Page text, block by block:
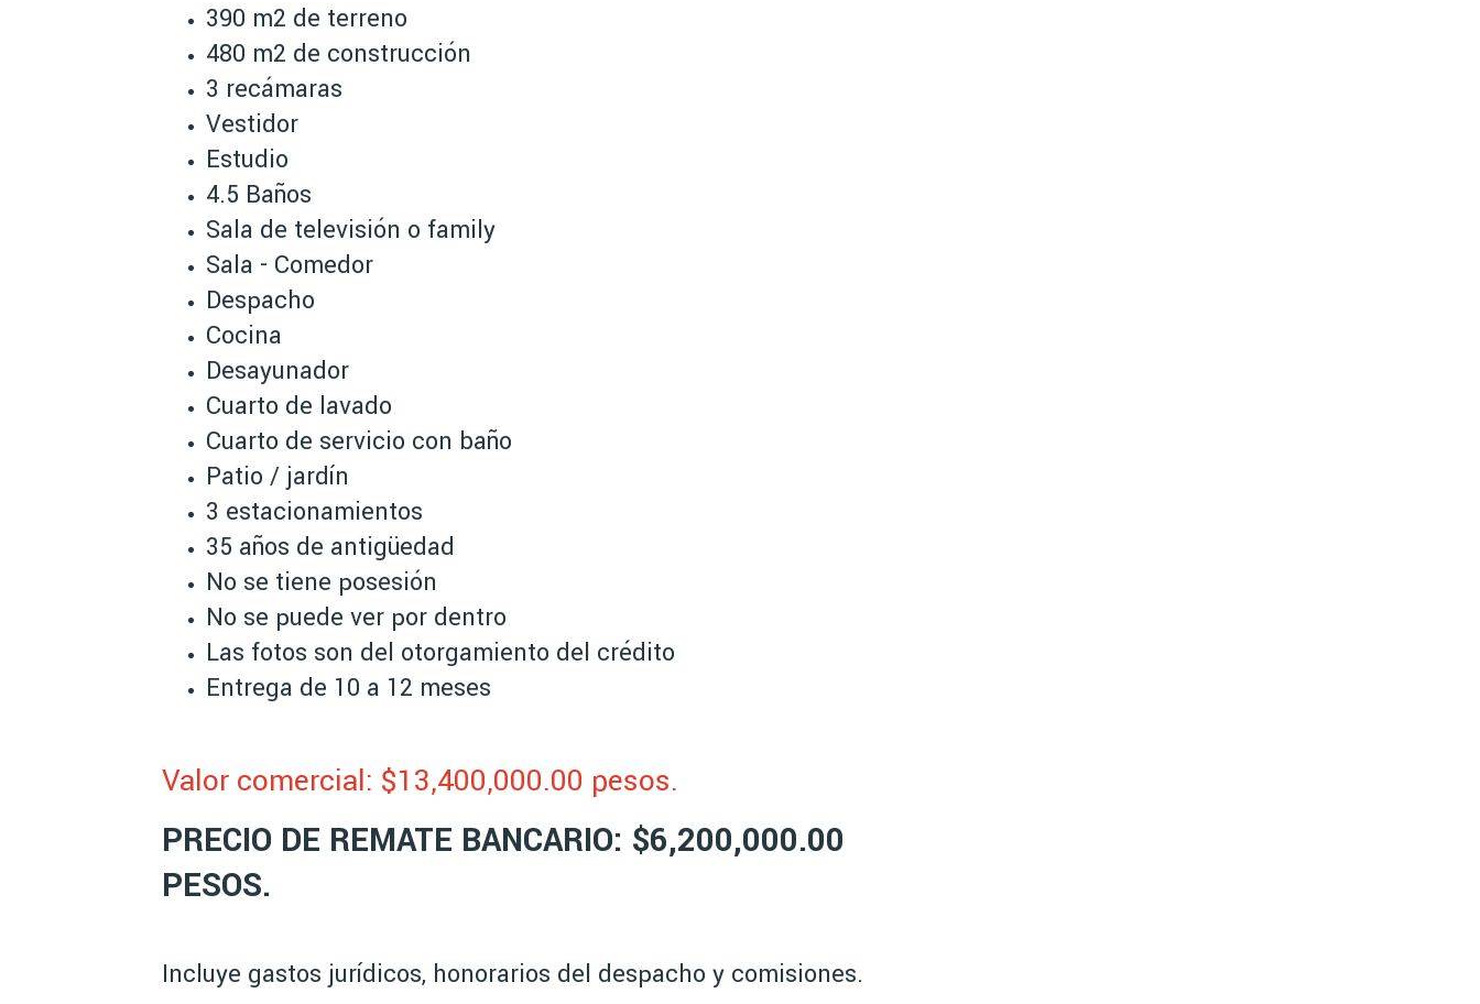
390 m2 de terreno
480 m2 de construcción
3 recámaras
Vestidor
Estudio
4.5 Baños
Sala de televisión o family
Sala - Comedor
Despacho
Cocina
Desayunador
Cuarto de lavado
Cuarto de servicio con baño
Patio / jardín
3 estacionamientos
35 años de antigüedad
No se tiene posesión
No se puede ver por dentro
Las fotos son del otorgamiento del crédito
Entrega de 10 a 12 meses
Valor comercial: $13,400,000.00 pesos.
PRECIO DE REMATE BANCARIO: $6,200,000.00
PESOS.
Incluye gastos jurídicos, honorarios del despacho y comisiones.